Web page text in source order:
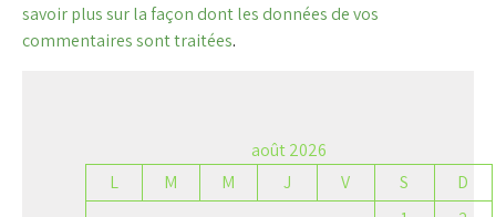
savoir plus sur la façon dont les données de vos
commentaires sont traitées.
août 2026
L
M M J V S
D